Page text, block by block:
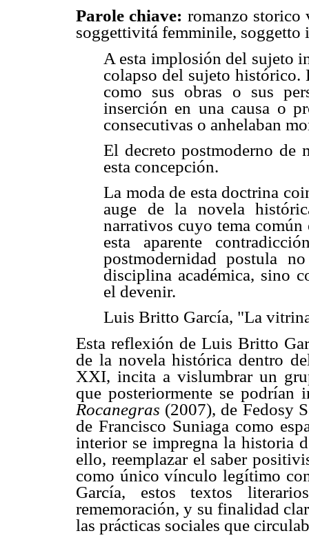
Parole chiave: romanzo storico
soggettivitá femminile, soggetto
A esta implosión del sujeto
colapso del sujeto histórico.
como sus obras o sus
inserción en una causa o
consecutivas o anhelaban
El decreto postmoderno de
esta concepción.
La moda de esta doctrina
auge de la novela
narrativos cuyo tema común
esta aparente
postmodernidad postula
disciplina académica, sino
el devenir.
Luis Britto García, "La
Esta reflexión de Luis Britto
de la novela histórica dentro
XXI, incita a vislumbrar un
que posteriormente se
Rocanegras (2007), de Fedosy
de Francisco Suniaga como
interior se impregna la historia
ello, reemplazar el saber
como único vínculo legítimo
García, estos textos
rememoración, y su finalidad
las prácticas sociales que